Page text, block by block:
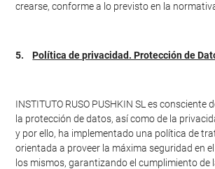
crearse, conforme a lo previsto en la
5.Política de privacidad. Protección de
INSTITUTO RUSO PUSHKIN SL es consciente
la protección de datos, así como de la
y por ello, ha implementado una política de
orientada a proveer la máxima seguridad en
los mismos, garantizando el cumplimiento de